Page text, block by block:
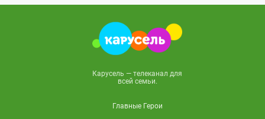
Карусель — телеканал для
всей семьи.
Главные Герои